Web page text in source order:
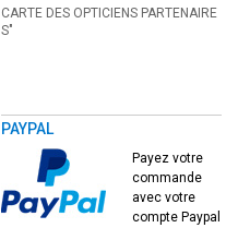
CARTE DES OPTICIENS PARTENAIRE
S"
PAYPAL
Payez votre
commande
avec votre
compte Paypal